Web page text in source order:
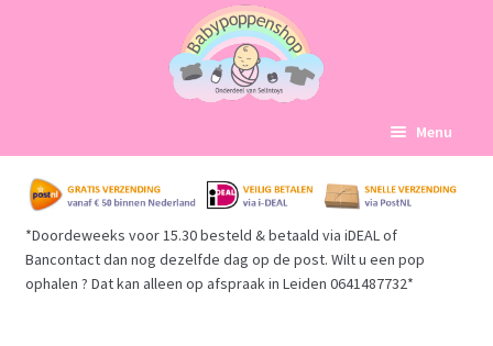
naar
navigatie
de
inhoud
Menu
Home
Babypoppen Afdelingen
*Doordeweeks voor 15.30 besteld & betaald via iDEAL of
Bancontact dan nog dezelfde dag op de post. Wilt u een pop
ophalen ? Dat kan alleen op afspraak in Leiden 0641487732*